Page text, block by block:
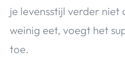
je levensstijl verder niet
weinig eet, voegt het
toe.